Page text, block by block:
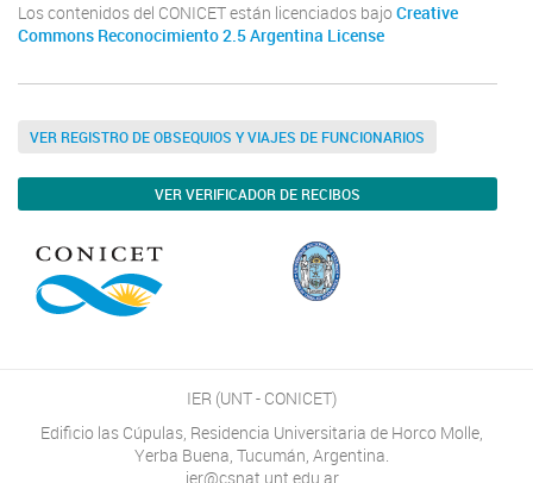
Los contenidos del CONICET están licenciados bajo Creative
Commons Reconocimiento 2.5 Argentina License
VER REGISTRO DE OBSEQUIOS Y VIAJES DE FUNCIONARIOS
VER VERIFICADOR DE RECIBOS
IER (UNT - CONICET)
Edificio las Cúpulas, Residencia Universitaria de Horco Molle,
Yerba Buena, Tucumán, Argentina.
ier@csnat.unt.edu.ar